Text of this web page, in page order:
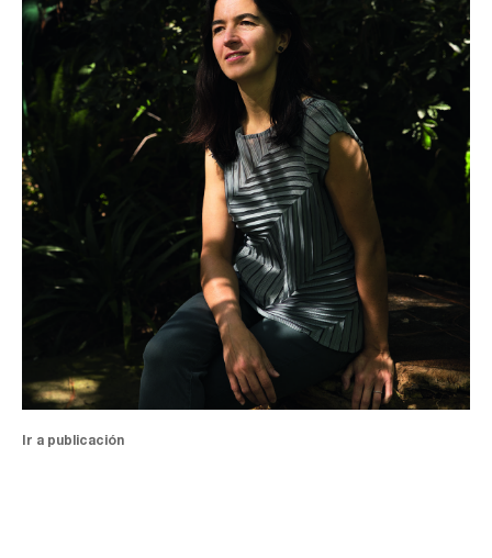
Ir a publicación